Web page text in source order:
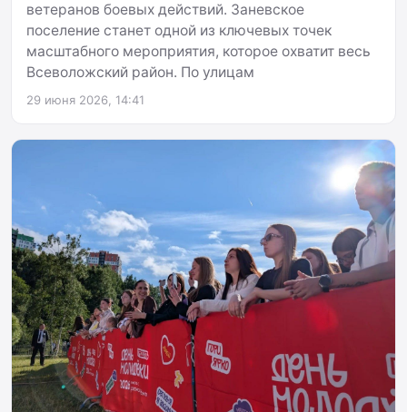
ветеранов боевых действий. Заневское
поселение станет одной из ключевых точек
масштабного мероприятия, которое охватит весь
Всеволожский район. По улицам
29 июня 2026, 14:41